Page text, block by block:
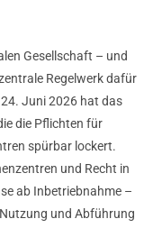
Gesellschaft – und
Regelwerk dafür
Juni 2026 hat das
die Pflichten für
spürbar lockert.
und Recht in
ab Inbetriebnahme –
und Abführung